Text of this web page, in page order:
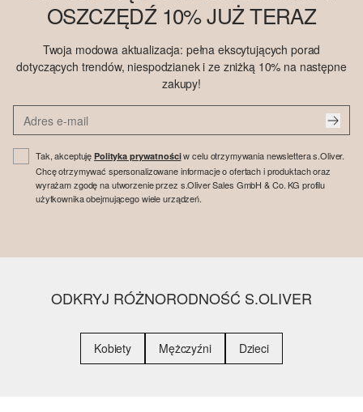
OSZCZĘDŹ 10% JUŻ TERAZ
Twoja modowa aktualizacja: pełna ekscytujących porad
dotyczących trendów, niespodzianek i ze zniżką 10% na następne
zakupy!
Tak, akceptujęPolityka prywatnościw celu otrzymywania newslettera s.Oliver.
Chcę otrzymywać spersonalizowane informacje o ofertach i produktach oraz
wyrażam zgodę na utworzenie przez s.Oliver Sales GmbH & Co. KG profilu
użytkownika obejmującego wiele urządzeń.
ODKRYJ RÓŻNORODNOŚĆ S.OLIVER
Kobiety Mężczyźni Dzieci